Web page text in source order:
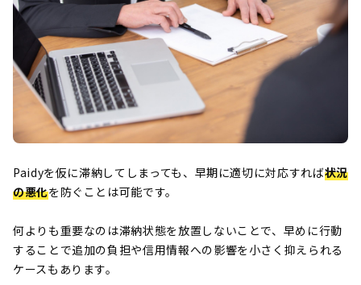
Paidyを仮に滞納してしまっても、早期に適切に対応すれば状況
の悪化を防ぐことは可能です。
何よりも重要なのは滞納状態を放置しないことで、早めに行動
することで追加の負担や信用情報への影響を小さく抑えられる
ケースもあります。